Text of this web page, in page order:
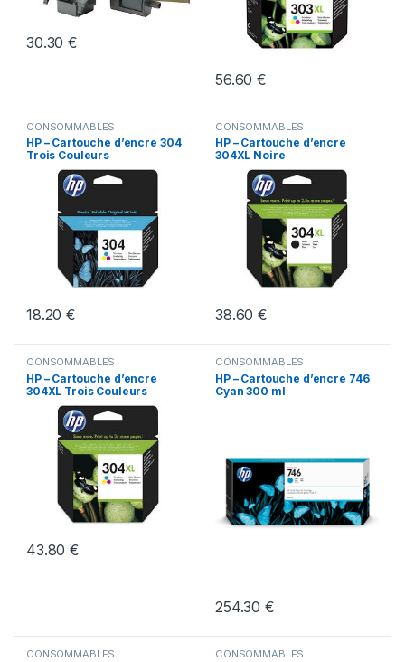
30.30€
56.60€
CONSOMMABLES
HP – Cartouche d’encre 304
Trois Couleurs
18.20€
CONSOMMABLES
HP – Cartouche d’encre
304XL Noire
38.60€
CONSOMMABLES
HP – Cartouche d’encre
304XL Trois Couleurs
43.80€
CONSOMMABLES
HP – Cartouche d’encre 746
Cyan 300 ml
254.30€
CONSOMMABLES CONSOMMABLES